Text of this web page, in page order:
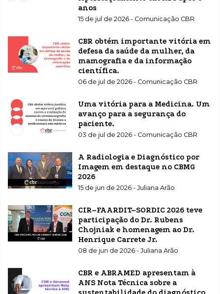
anos
15 de jul de 2026 - Comunicação CBR
CBR obtém importante vitória em
defesa da saúde da mulher, da
mamografia e da informação
científica.
06 de jul de 2026 - Comunicação CBR
Uma vitória para a Medicina. Um
avanço para a segurança do
paciente.
03 de jul de 2026 - Comunicação CBR
A Radiologia e Diagnóstico por
Imagem em destaque no CBMG
2026
15 de jun de 2026 - Juliana Arão
CIR–FAARDIT–SORDIC 2026 teve
participação do Dr. Rubens
Chojniak e homenagem ao Dr.
Henrique Carrete Jr.
08 de jun de 2026 - Juliana Arão
CBR e ABRAMED apresentam à
ANS Nota Técnica sobre a